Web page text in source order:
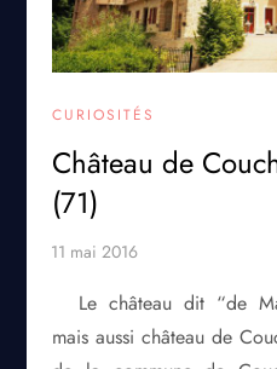
CURIOSITÉS
Château de
(71)
Le château dit “de
mais aussi château de